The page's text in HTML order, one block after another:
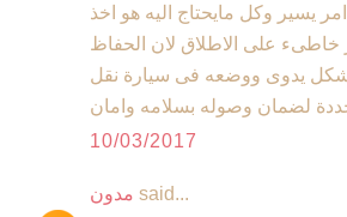
يسير وكل مايحتاج اليه هو اخذ
خاطىء على الاطلاق لان الحفاظ
يدوى ووضعه فى سيارة نقل
لضمان وصوله بسلامه وامان
10/03/2017
مدون said...